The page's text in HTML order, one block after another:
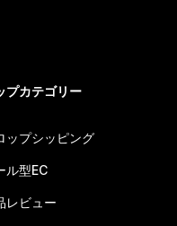
プカテゴリー
ップシッピング
ル型EC
レビュー